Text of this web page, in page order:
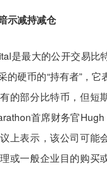
示减持减仓
是最大的公开交易比
的硬币的“持有者”，它
的部分比特币，但短
首席财务官
上表示，该公司可能
或一般企业目的购买